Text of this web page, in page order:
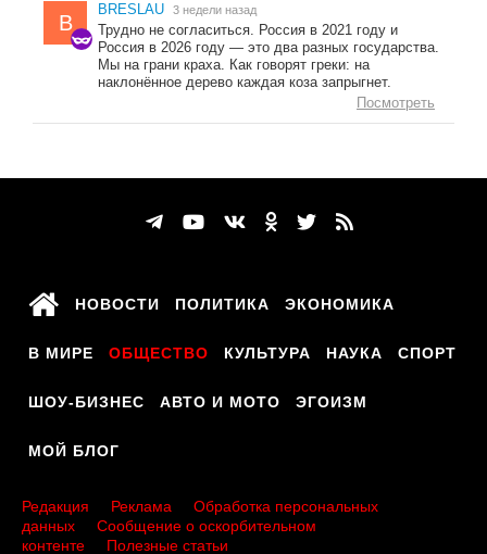
B
BRESLAU 3 недели назад
Трудно не согласиться. Россия в 2021 году и
Россия в 2026 году — это два разных государства.
Мы на грани краха. Как говорят греки: на
наклонённое дерево каждая коза запрыгнет.
Посмотреть
НОВОСТИ ПОЛИТИКА ЭКОНОМИКА
В МИРЕ ОБЩЕСТВО КУЛЬТУРА НАУКА СПОРТ
ШОУ-БИЗНЕС АВТО И МОТО ЭГОИЗМ
МОЙ БЛОГ
Редакция Реклама
Обработка персональных
данных
Сообщение о оскорбительном
контенте
Полезные статьи